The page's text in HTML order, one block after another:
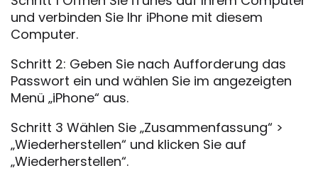
und verbinden Sie Ihr iPhone mit diesem
Computer.
Schritt 2: Geben Sie nach Aufforderung das
Passwort ein und wählen Sie im angezeigten
Menü „iPhone“ aus.
Schritt 3 Wählen Sie „Zusammenfassung“ >
„Wiederherstellen“ und klicken Sie auf
„Wiederherstellen“.